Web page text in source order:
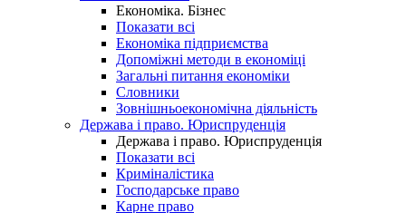
Економіка. Бізнес
Показати всі
Економіка підприємства
Допоміжні методи в економіці
Загальні питання економіки
Словники
Зовнішньоекономічна діяльність
Держава і право. Юриспруденція
Держава і право. Юриспруденція
Показати всі
Криміналістика
Господарське право
Карне право